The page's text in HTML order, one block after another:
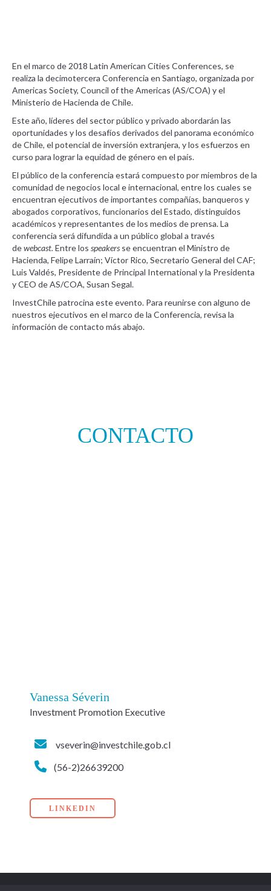
En el marco de 2018 Latin American Cities Conferences, se
realiza la decimotercera Conferencia en Santiago, organizada por
Americas Society, Council of the Americas (AS/COA) y el
Ministerio de Hacienda de Chile.
Este año, líderes del sector público y privado abordarán las
oportunidades y los desafíos derivados del panorama económico
de Chile, el potencial de inversión extranjera, y los esfuerzos en
curso para lograr la equidad de género en el país.
El público de la conferencia estará compuesto por miembros de la
comunidad de negocios local e internacional, entre los cuales se
encuentran ejecutivos de importantes compañías, banqueros y
abogados corporativos, funcionarios del Estado, distinguidos
académicos y representantes de los medios de prensa. La
conferencia será difundida a un público global a través
dewebcast. Entre los speakers se encuentran el Ministro de
Hacienda, Felipe Larraín; Víctor Rico, Secretario General del CAF;
Luis Valdés, Presidente de Principal International y la Presidenta
y CEO de AS/COA, Susan Segal.
InvestChile patrocina este evento. Para reunirse con alguno de
nuestros ejecutivos en el marco de la Conferencia, revisa la
información de contacto más abajo.
CONTACTO
Vanessa Séverin
Investment Promotion Executive
vseverin@investchile.gob.cl
(56-2)26639200
LINKEDIN